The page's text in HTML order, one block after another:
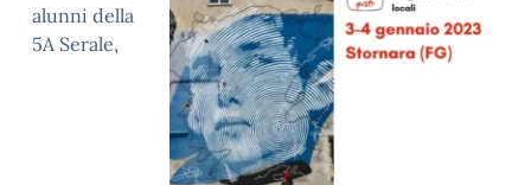
alunni della
5A Serale,